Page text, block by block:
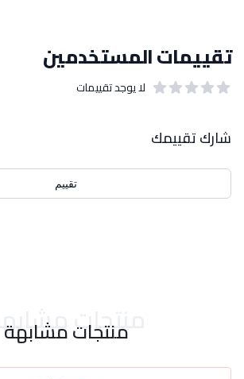
تقييمات المستخدمين
لا يوجد تقييمات
شارك تقييمك
تقييم
منتجات مشابهة
منتجات مشابهة